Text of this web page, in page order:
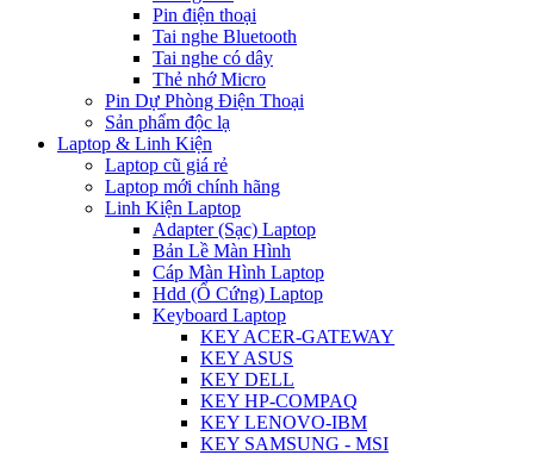
Pin điện thoại
Tai nghe Bluetooth
Tai nghe có dây
Thẻ nhớ Micro
Pin Dự Phòng Điện Thoại
Sản phẩm độc lạ
Laptop & Linh Kiện
Laptop cũ giá rẻ
Laptop mới chính hãng
Linh Kiện Laptop
Adapter (Sạc) Laptop
Bản Lề Màn Hình
Cáp Màn Hình Laptop
Hdd (Ổ Cứng) Laptop
Keyboard Laptop
KEY ACER-GATEWAY
KEY ASUS
KEY DELL
KEY HP-COMPAQ
KEY LENOVO-IBM
KEY SAMSUNG - MSI